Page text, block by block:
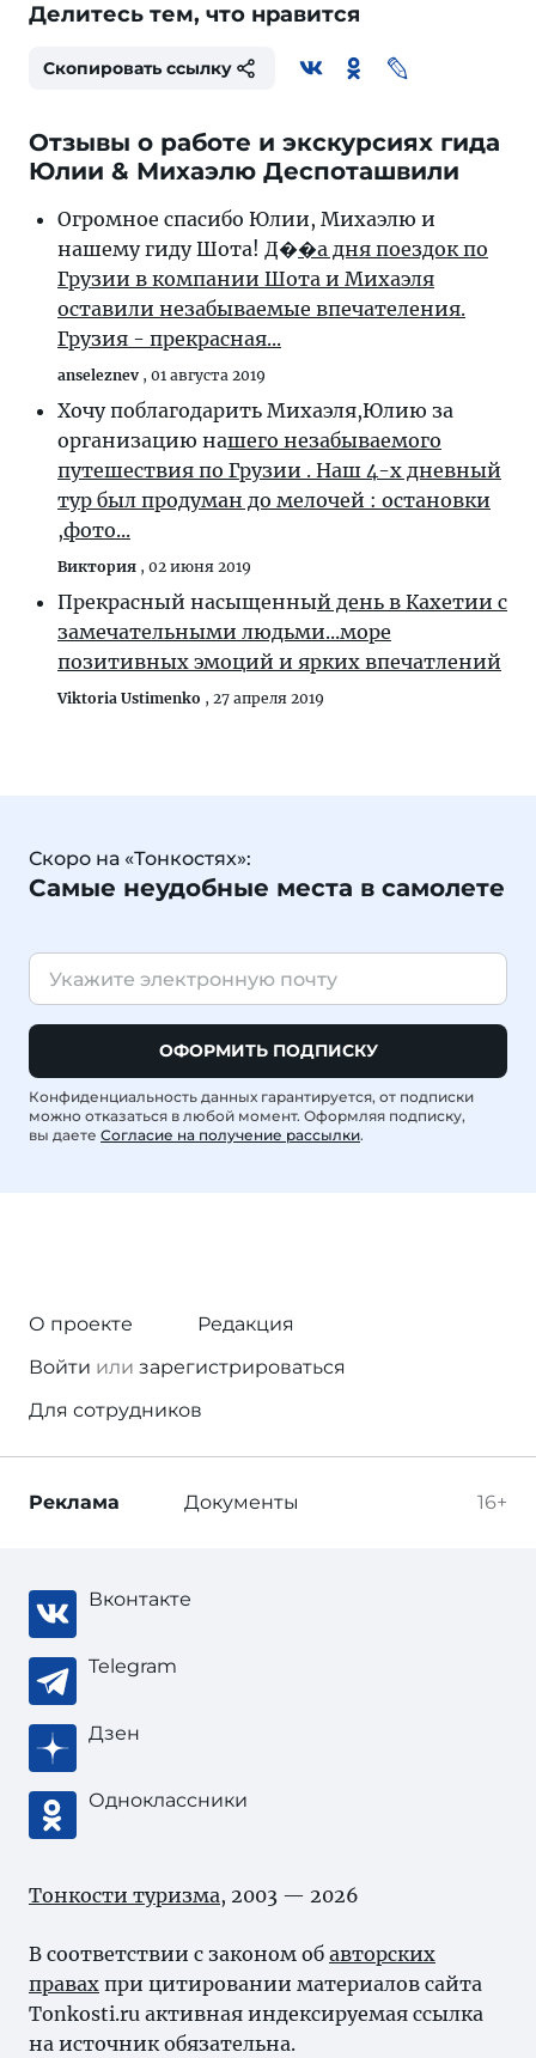
Делитесь тем, что нравится
Скопировать ссылку
Отзывы о работе и экскурсиях гида
Юлии & Михаэлю Деспоташвили
Огромное спасибо Юлии, Михаэлю и
нашему гиду Шота! Д��а дня поездок по
Грузии в компании Шота и Михаэля
оставили незабываемые впечателения.
Грузия - прекрасная...
anseleznev , 01 августа 2019
Хочу поблагодарить Михаэля,Юлию за
организацию нашего незабываемого
путешествия по Грузии . Наш 4-х дневный
тур был продуман до мелочей : остановки
,фото...
Виктория , 02 июня 2019
Прекрасный насыщенный день в Кахетии с
замечательными людьми...море
позитивных эмоций и ярких впечатлений
Viktoria Ustimenko , 27 апреля 2019
Скоро на «Тонкостях»:
Самые неудобные места в самолете
ОФОРМИТЬ ПОДПИСКУ
Конфиденциальность данных гарантируется, от подписки
можно отказаться в любой момент. Оформляя подписку,
вы даете Согласие на получение рассылки.
О проекте
Редакция
Войти или зарегистрироваться
Для сотрудников
16+
Реклама Документы
Вконтакте
Telegram
Дзен
Одноклассники
Тонкости туризма, 2003 — 2026
В соответствии с законом об авторских
правах при цитировании материалов сайта
Tonkosti.ru активная индексируемая ссылка
на источник обязательна.